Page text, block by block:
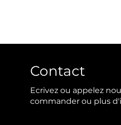
Contact
Ecrivez ou appelez
commander ou plus